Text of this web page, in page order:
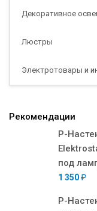
Декоративное
Люстры
Электротовары и
Рекомендации
Р-
под
1 350₽
Р-